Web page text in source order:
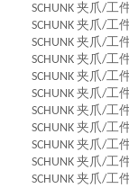
SCHUNK 夹爪/工
SCHUNK 夹爪/工
SCHUNK 夹爪/工
SCHUNK 夹爪/工
SCHUNK 夹爪/工
SCHUNK 夹爪/工
SCHUNK 夹爪/工
SCHUNK 夹爪/工
SCHUNK 夹爪/工
SCHUNK 夹爪/工
SCHUNK 夹爪/工